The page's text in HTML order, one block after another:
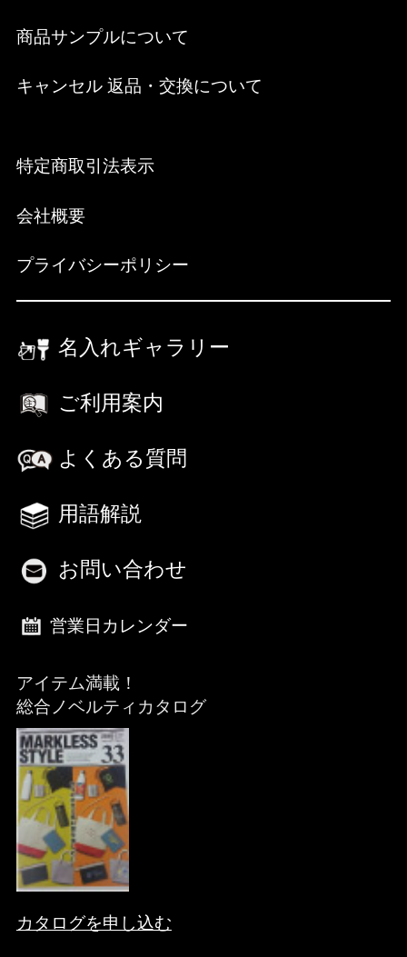
商品サンプルについて
キャンセル 返品・交換について
特定商取引法表示
会社概要
プライバシーポリシー
名入れギャラリー
ご利用案内
よくある質問
用語解説
お問い合わせ
営業日カレンダー
アイテム満載！
総合ノベルティカタログ
カタログを申し込む